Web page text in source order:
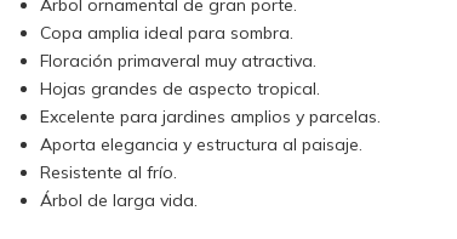
Árbol ornamental de gran porte.
Copa amplia ideal para sombra.
Floración primaveral muy atractiva.
Hojas grandes de aspecto tropical.
Excelente para jardines amplios y parcelas.
Aporta elegancia y estructura al paisaje.
Resistente al frío.
Árbol de larga vida.